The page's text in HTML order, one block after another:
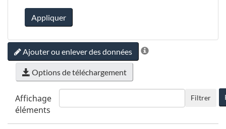
Appliquer
Ajouter ou enlever des données
Options de téléchargement
Affichage
éléments
Filtrer